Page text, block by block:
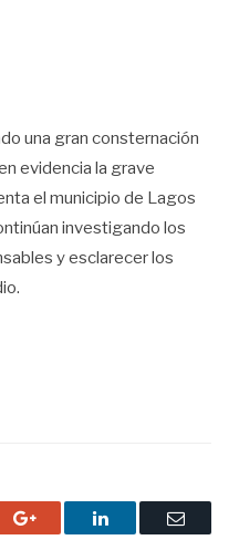
una gran consternación
evidencia la grave
el municipio de Lagos
investigando los
y esclarecer los
Google+ LinkedIn
Correo